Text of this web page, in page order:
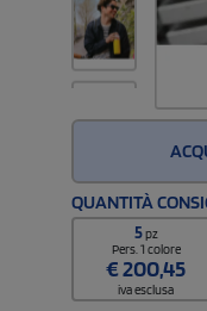
QUANTITÀ
5pz
Pers. 1 colore
€200,45
iva esclusa